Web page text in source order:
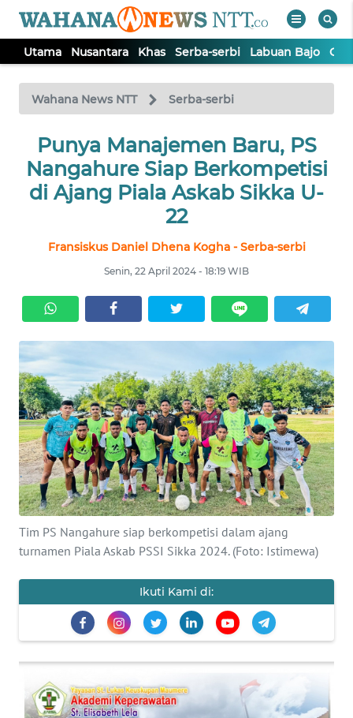
Utama Nusantara Khas Serba-serbi Labuan Bajo
Wahana News NTT Serba-serbi
Punya Manajemen Baru, PS
Nangahure Siap Berkompetisi
di Ajang Piala Askab Sikka U-
22
Fransiskus Daniel Dhena Kogha - Serba-serbi
Senin, 22 April 2024 - 18:19 WIB
Tim PS Nangahure siap berkompetisi dalam ajang
turnamen Piala Askab PSSI Sikka 2024. (Foto: Istimewa)
Ikuti Kami di:
TV
Tutup
UTAMA
NUSANTARA
SERBI
LABUAN
BAJO
OPINI
Informasi
INDEKS
BERITA
KONTAK
KAMI
KAMI
PEDOMAN